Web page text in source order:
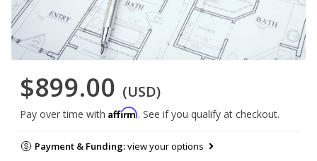
$899.00 (USD)
Pay over time with Affirm. See if you qualify at checkout.
Payment & Funding:view your options